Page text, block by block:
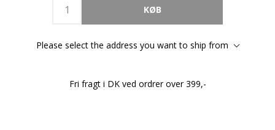
Please select the address you want to ship from
Fri fragt i DK ved ordrer over 399,-